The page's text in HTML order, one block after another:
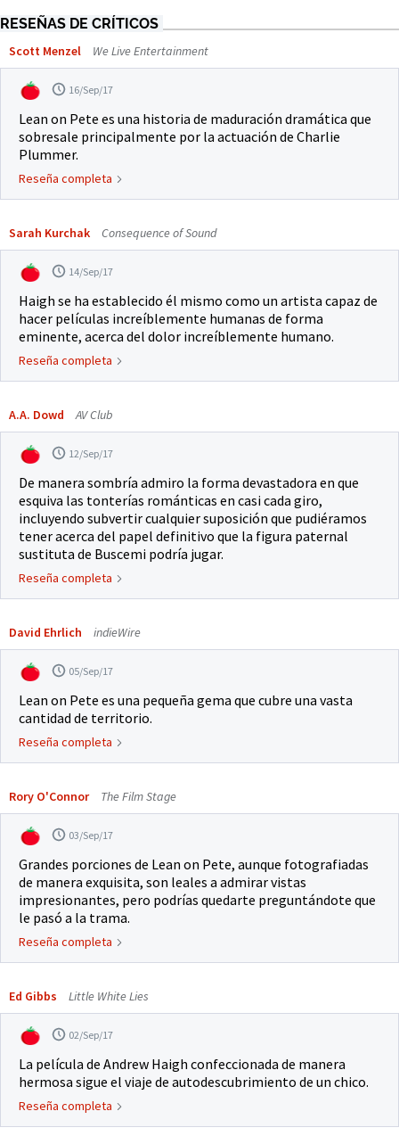
RESEÑAS DE CRÍTICOS
Scott Menzel We Live Entertainment
16/Sep/17
Lean on Pete es una historia de maduración dramática que
sobresale principalmente por la actuación de Charlie
Plummer.
Reseña completa
Sarah Kurchak Consequence of Sound
14/Sep/17
Haigh se ha establecido él mismo como un artista capaz de
hacer películas increíblemente humanas de forma
eminente, acerca del dolor increíblemente humano.
Reseña completa
A.A. Dowd AV Club
12/Sep/17
De manera sombría admiro la forma devastadora en que
esquiva las tonterías románticas en casi cada giro,
incluyendo subvertir cualquier suposición que pudiéramos
tener acerca del papel definitivo que la figura paternal
sustituta de Buscemi podría jugar.
Reseña completa
David Ehrlich indieWire
05/Sep/17
Lean on Pete es una pequeña gema que cubre una vasta
cantidad de territorio.
Reseña completa
Rory O'Connor The Film Stage
03/Sep/17
Grandes porciones de Lean on Pete, aunque fotografiadas
de manera exquisita, son leales a admirar vistas
impresionantes, pero podrías quedarte preguntándote que
le pasó a la trama.
Reseña completa
Ed Gibbs Little White Lies
02/Sep/17
La película de Andrew Haigh confeccionada de manera
hermosa sigue el viaje de autodescubrimiento de un chico.
Reseña completa